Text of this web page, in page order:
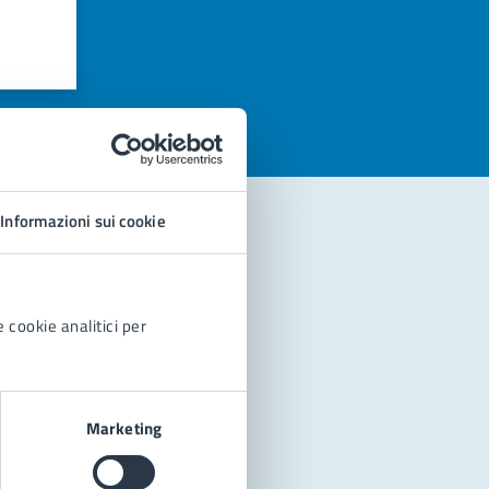
Informazioni sui cookie
cookie analitici per
Marketing